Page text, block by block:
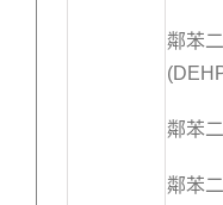
鄰苯
鄰苯
鄰苯